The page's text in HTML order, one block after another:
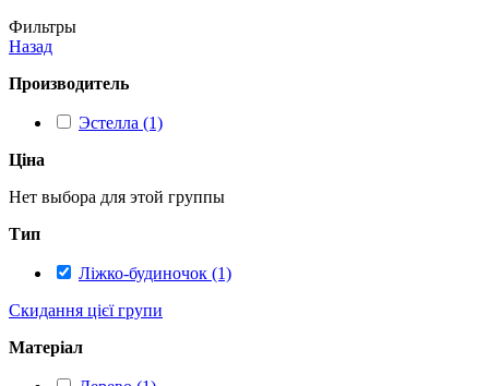
Фильтры
Назад
Производитель
Эстелла (1)
Ціна
Нет выбора для этой группы
Тип
Ліжко-будиночок (1)
Скидання цієї групи
Матеріал